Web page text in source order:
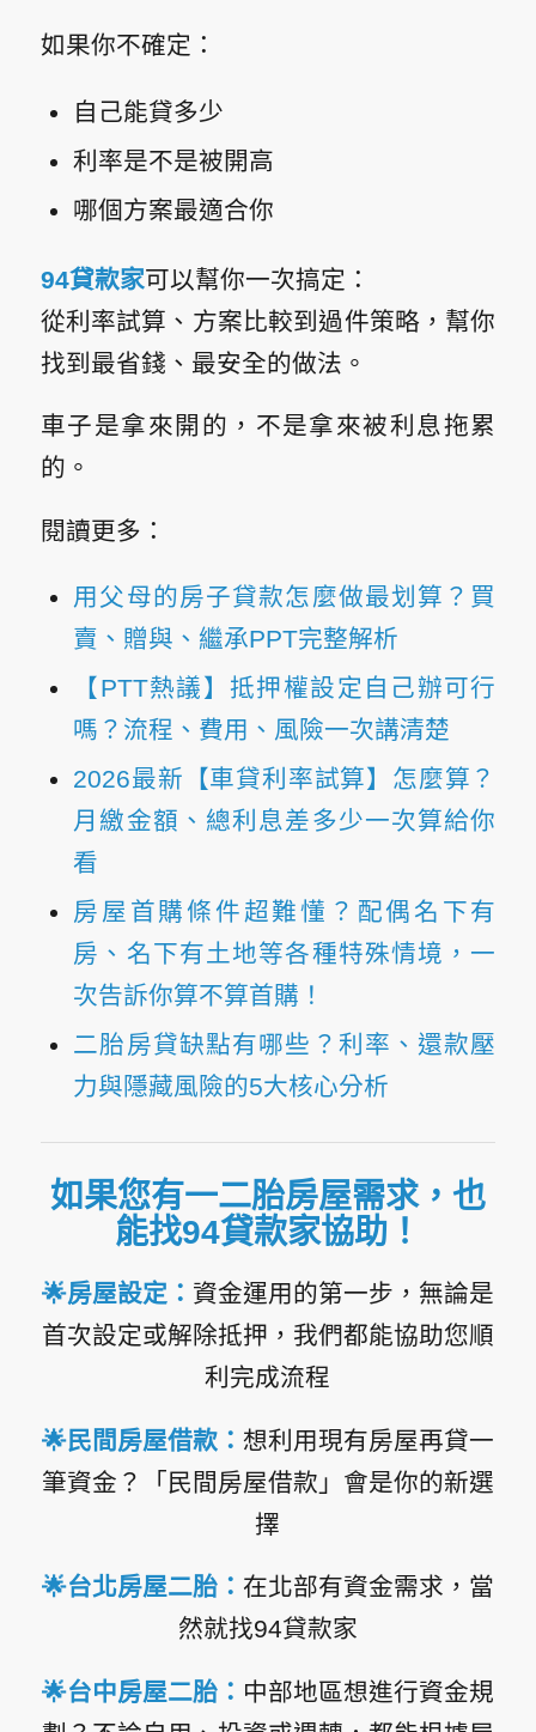
如果你不確定：
自己能貸多少
利率是不是被開高
哪個方案最適合你
94貸款家可以幫你一次搞定：
從利率試算、方案比較到過件策略，幫你
找到最省錢、最安全的做法。
車子是拿來開的， 不是拿來被利息拖累
的。
閱讀更多：
用父母的房子貸款怎麼做最划算？買
賣、贈與、繼承PPT完整解析
【PTT熱議】抵押權設定自己辦可行
嗎？流程、費用、風險一次講清楚
2026最新【車貸利率試算】怎麼算？
月繳金額、總利息差多少一次算給你
看
房屋首購條件超難懂？配偶名下有
房、名下有土地等各種特殊情境，一
次告訴你算不算首購！
二胎房貸缺點有哪些？利率、還款壓
力與隱藏風險的5大核心分析
如果您有一二胎房屋需求，也
能找94貸款家協助！
🌟房屋設定 ： 資金運用的第一步，無論是
首次設定或解除抵押，我們都能協助您順
利完成流程
🌟民間房屋借款： 想利用現有房屋再貸一
筆資金？「民間房屋借款」會是你的新選
擇
🌟台北房屋二胎： 在北部有資金需求，當
然就找94貸款家
🌟台中房屋二胎： 中部地區想進行資金規